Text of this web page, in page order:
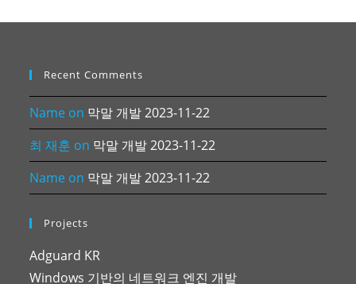
Recent Comments
Name on 막말 개발 2023-11-22
최 재훈 on 막말 개발 2023-11-22
Name on 막말 개발 2023-11-22
Projects
Adguard KR
Windows 기반의 네트워크 엔진 개발